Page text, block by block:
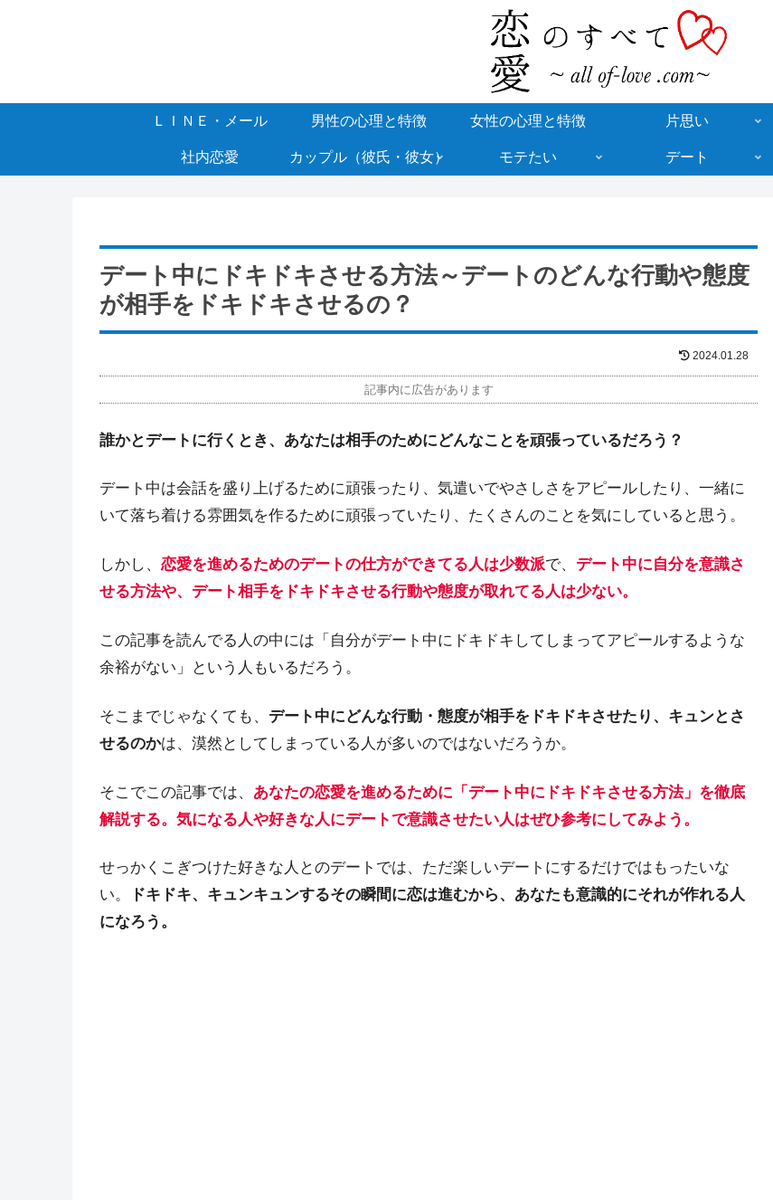
ＬＩＮＥ・メール 男性の心理と特徴 女性の心理と特徴 片思い
社内恋愛 カップル（彼氏・彼女） モテたい デート
デート中にドキドキさせる方法～デートのどんな行動や態度
が相手をドキドキさせるの？
2024.01.28
記事内に広告があります
誰かとデートに行くとき、あなたは相手のためにどんなことを頑張っているだろう？
デート中は会話を盛り上げるために頑張ったり、気遣いでやさしさをアピールしたり、一緒に
いて落ち着ける雰囲気を作るために頑張っていたり、たくさんのことを気にしていると思う。
しかし、 恋愛を進めるためのデートの仕方ができてる人は少数派で、 デート中に自分を意識さ
せる方法や、デート相手をドキドキさせる行動や態度が取れてる人は少ない。
この記事を読んでる人の中には「自分がデート中にドキドキしてしまってアピールするような
余裕がない」という人もいるだろう。
そこまでじゃなくても、 デート中にどんな行動・態度が相手をドキドキさせたり、キュンとさ
せるのかは、漠然としてしまっている人が多いのではないだろうか。
そこでこの記事では、 あなたの恋愛を進めるために「デート中にドキドキさせる方法」を徹底
解説する。気になる人や好きな人にデートで意識させたい人はぜひ参考にしてみよう。
せっかくこぎつけた好きな人とのデートでは、ただ楽しいデートにするだけではもったいな
い。
ドキドキ、キュンキュンするその瞬間に恋は進むから、あなたも意識的にそれが作れる人
になろう。